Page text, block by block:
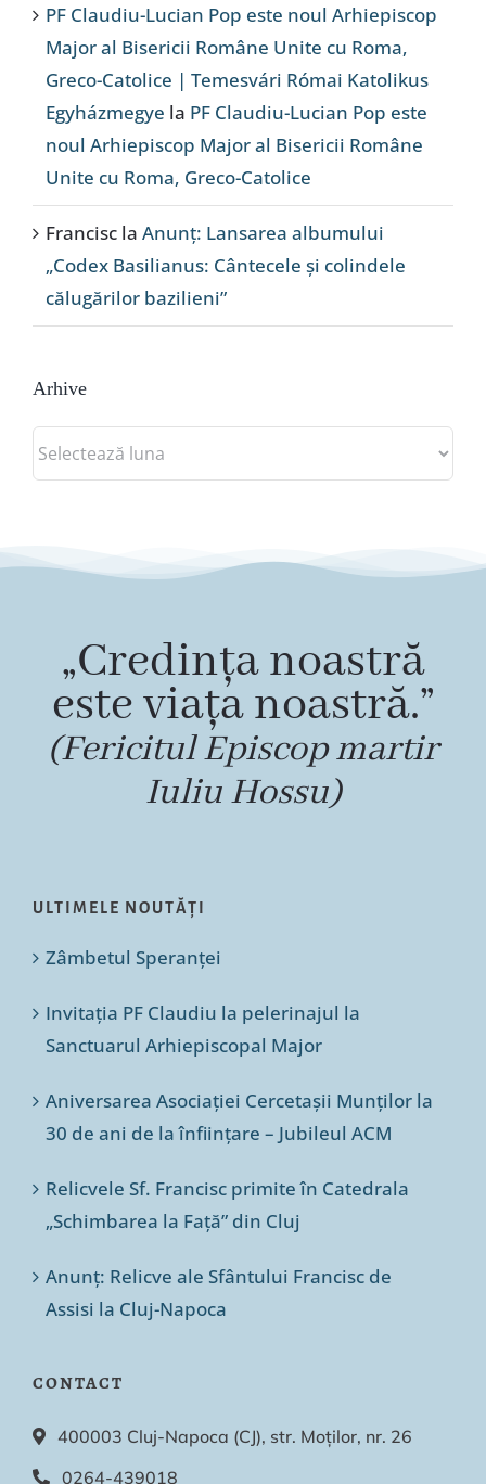
PF Claudiu-Lucian Pop este noul Arhiepiscop
Major al Bisericii Române Unite cu Roma,
Greco-Catolice | Temesvári Római Katolikus
Egyházmegye la PF Claudiu-Lucian Pop este
noul Arhiepiscop Major al Bisericii Române
Unite cu Roma, Greco-Catolice
Francisc la Anunț: Lansarea albumului
„Codex Basilianus: Cântecele și colindele
călugărilor bazilieni”
Arhive
Arhive
„Credința noastră
este viața noastră.”
(Fericitul Episcop martir
Iuliu Hossu)
ULTIMELE NOUTĂȚI
Zâmbetul Speranței
Invitația PF Claudiu la pelerinajul la
Sanctuarul Arhiepiscopal Major
Aniversarea Asociației Cercetașii Munților la
30 de ani de la înființare – Jubileul ACM
Relicvele Sf. Francisc primite în Catedrala
„Schimbarea la Față” din Cluj
Anunț: Relicve ale Sfântului Francisc de
Assisi la Cluj-Napoca
CONTACT
400003 Cluj-Napoca (CJ), str. Moților, nr. 26
0264-439018